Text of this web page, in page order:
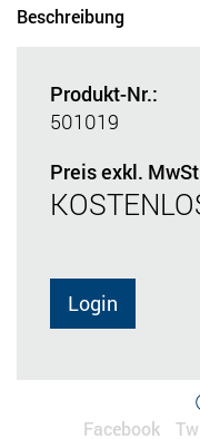
Beschreibung
Produkt-Nr.:
501019
Preis exkl.
Login
Facebook